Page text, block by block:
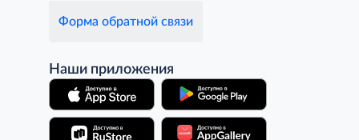
Форма обратной связи
Наши приложения